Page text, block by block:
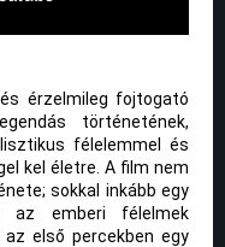
érzelmileg fojtogató
történetének,
félelemmel és
kel életre. A film nem
sokkal inkább egy
az emberi félelmek
első percekben egy